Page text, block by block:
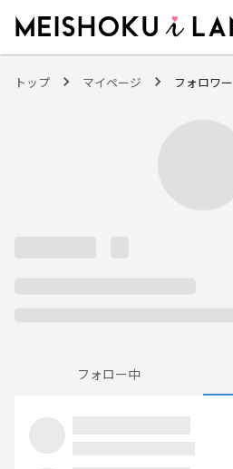
トップ マイページ フォロワー
フォロー中